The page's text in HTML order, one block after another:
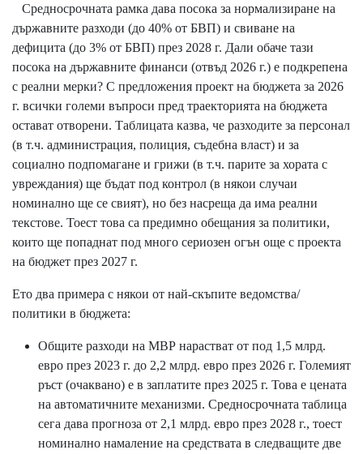
Средносрочната рамка дава посока за нормализиране на
държавните разходи (до 40% от БВП) и свиване на
дефицита (до 3% от БВП) през 2028 г. Дали обаче тази
посока на държавните финанси (отвъд 2026 г.) е подкрепена
с реални мерки? С предложения проект на бюджета за 2026
г. всички големи въпроси пред траекторията на бюджета
остават отворени. Таблицата казва, че разходите за персонал
(в т.ч. администрация, полиция, съдебна власт) и за
социално подпомагане и грижи (в т.ч. парите за хората с
увреждания) ще бъдат под контрол (в някои случаи
номинално ще се свият), но без насреща да има реални
текстове. Тоест това са предимно обещания за политики,
които ще попаднат под много сериозен огън още с проекта
на бюджет през 2027 г.
Ето два примера с някои от най-скъпите ведомства/
политики в бюджета:
Общите разходи на МВР нарастват от под 1,5 млрд.
евро през 2023 г. до 2,2 млрд. евро през 2026 г. Големият
ръст (очаквано) е в заплатите през 2025 г. Това е цената
на автоматичните механизми. Средносрочната таблица
сега дава прогноза от 2,1 млрд. евро през 2028 г., тоест
номинално намаление на средствата в следващите две